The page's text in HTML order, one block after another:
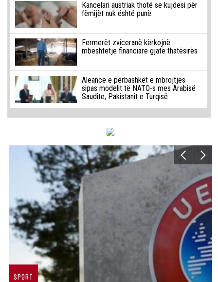
Kancelari austriak thotë se kujdesi për
fëmijët nuk është punë
Fermerët zviceranë kërkojnë
mbështetje financiare gjatë thatësirës
Aleancë e përbashkët e mbrojtjes
sipas modelit të NATO-s mes Arabisë
Saudite, Pakistanit e Turqisë
SPORT